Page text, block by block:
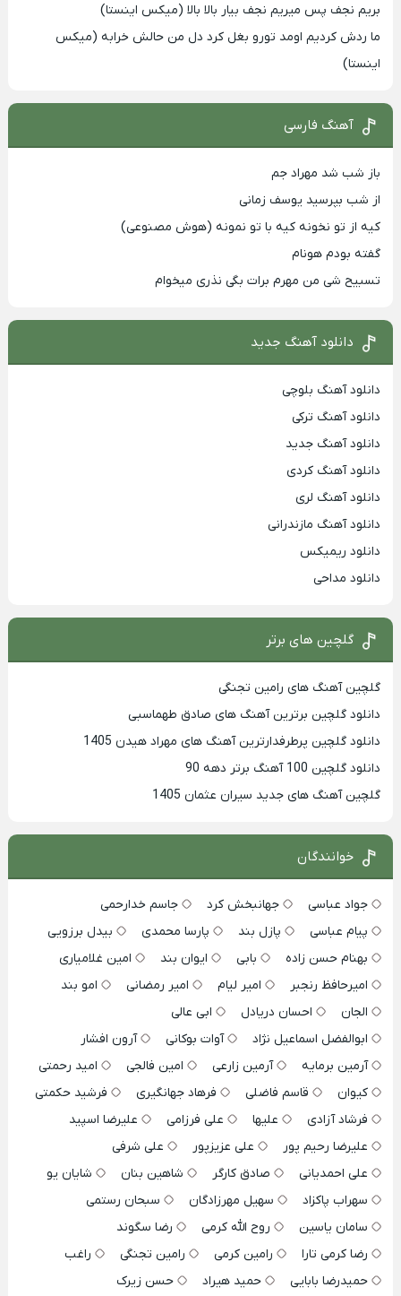
بریم نجف پس میریم نجف بیار بالا بالا (میکس اینستا)
ما ردش کردیم اومد تورو بغل کرد دل من حالش خرابه (میکس
اینستا)
آهنگ فارسی
باز شب شد مهراد جم
از شب بپرسید یوسف زمانی
کیه از تو نخونه کیه با تو نمونه (هوش مصنوعی)
گفته بودم هونام
تسبیح شی من مهرم برات بگی نذری میخوام
دانلود آهنگ جدید
دانلود آهنگ بلوچی
دانلود آهنگ ترکی
دانلود آهنگ جدید
دانلود آهنگ کردی
دانلود آهنگ لری
دانلود آهنگ مازندرانی
دانلود ریمیکس
دانلود مداحی
گلچین های برتر
گلچین آهنگ های رامین تجنگی
دانلود گلچین برترین آهنگ های صادق طهماسبی
دانلود گلچین پرطرفدارترین آهنگ های مهراد هیدن 1405
دانلود گلچین 100 آهنگ برتر دهه 90
گلچین آهنگ های جدید سیران عثمان 1405
خوانندگان
جواد عباسی جهانبخش کرد
جاسم خدارحمی
پیام عباسی
پازل بند پارسا محمدی
بیدل برزویی
بهنام حسن زاده
بابی ایوان بند
امین غلامیاری
امیرحافظ رنجبر
امیر لیام امیر رمضانی
امو بند
الجان
احسان دریادل
ابی عالی
ابوالفضل اسماعیل نژاد
آوات بوکانی
آرون افشار
آرمین برمایه
آرمین زارعی امین فالجی
امید رحمتی
کیوان
قاسم فاضلی فرهاد جهانگیری
فرشید حکمتی
فرشاد آزادی
علیها علی فرزامی
علیرضا اسپید
علیرضا رحیم پور
علی عزیزپور
علی شرفی
علی احمدیانی
صادق کارگر شاهین بنان
شایان یو
سهراب پاکزاد
سهیل مهرزادگان
سبحان رستمی
سامان یاسین
روح الله کرمی
رضا سگوند
رضا کرمی تارا
رامین کرمی رامین تجنگی
راغب
حمیدرضا بابایی
حمید هیراد
حسن زیرک